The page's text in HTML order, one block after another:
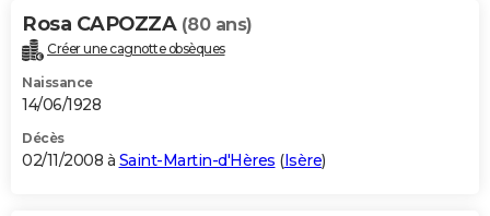
Rosa CAPOZZA (80 ans)
Créer une cagnotte obsèques
Naissance
14/06/1928
Décès
02/11/2008 à Saint-Martin-d'Hères (Isère)